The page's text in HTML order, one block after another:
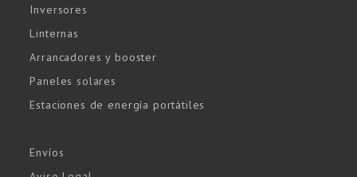
Inversores
Linternas
Arrancadores y booster
Paneles solares
Estaciones de energía portátiles
Envíos